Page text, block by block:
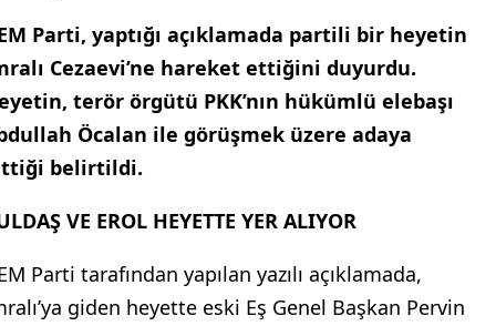
Parti, yaptığı açıklamada partili bir heyetin
Cezaevi’ne hareket ettiğini duyurdu.
terör örgütü PKK’nın hükümlü elebaşı
Öcalan ile görüşmek üzere adaya
belirtildi.
VE EROL HEYETTE YER ALIYOR
Parti tarafından yapılan yazılı açıklamada,
giden heyette eski Eş Genel Başkan Pervin